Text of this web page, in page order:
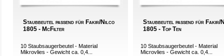
Staubbeutel passend für Fakir/Nilco
1805 - McFilter
10 Staubsaugerbeutel - Material
Mikrovlies - Gewicht ca. 0,4...
Staubbeutel passend für Fakir/
1805 - Top Ten
10 Staubsaugerbeutel - Material
Microvlies - Gewicht ca. 0,4...